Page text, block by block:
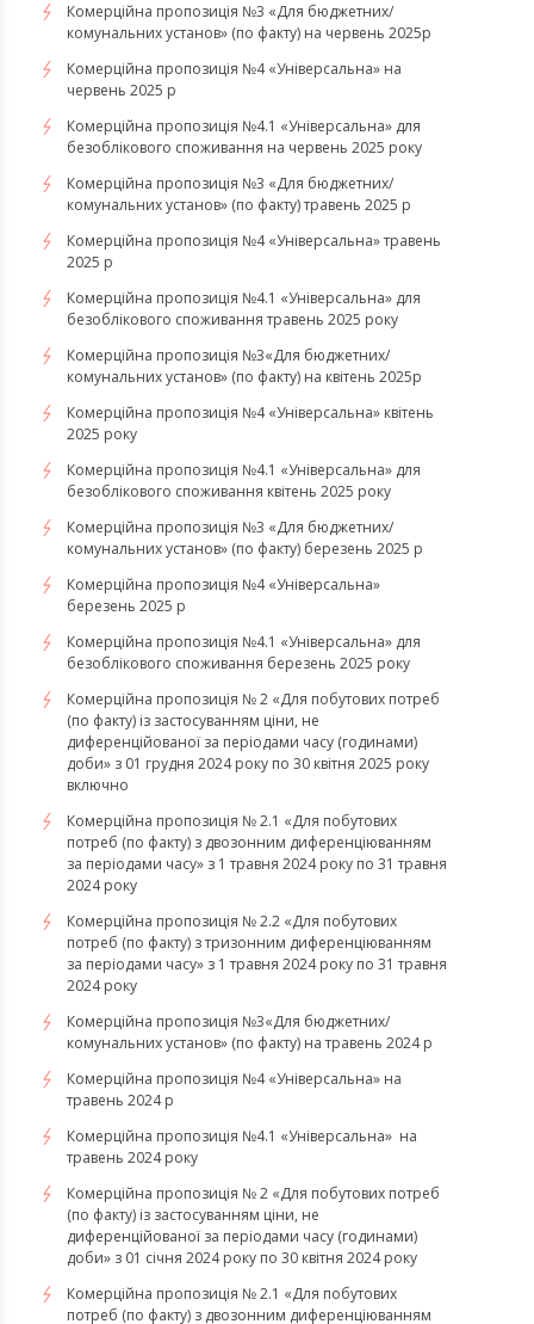
Комерційна пропозиція №3 «Для бюджетних/
комунальних установ» (по факту) на червень 2025р
Комерційна пропозиція №4 «Універсальна» на
червень 2025 р
Комерційна пропозиція №4.1 «Універсальна» для
безоблікового споживання на червень 2025 року
Комерційна пропозиція №3 «Для бюджетних/
комунальних установ» (по факту) травень 2025 р
Комерційна пропозиція №4 «Універсальна» травень
2025 р
Комерційна пропозиція №4.1 «Універсальна» для
безоблікового споживання травень 2025 року
Комерційна пропозиція №3«Для бюджетних/
комунальних установ» (по факту) на квітень 2025р
Комерційна пропозиція №4 «Універсальна» квітень
2025 року
Комерційна пропозиція №4.1 «Універсальна» для
безоблікового споживання квітень 2025 року
Комерційна пропозиція №3 «Для бюджетних/
комунальних установ» (по факту) березень 2025 р
Комерційна пропозиція №4 «Універсальна»
березень 2025 р
Комерційна пропозиція №4.1 «Універсальна» для
безоблікового споживання березень 2025 року
Комерційна пропозиція № 2 «Для побутових потреб
(по факту) із застосуванням ціни, не
диференційованої за періодами часу (годинами)
доби» з 01 грудня 2024 року по 30 квітня 2025 року
включно
Комерційна пропозиція № 2.1 «Для побутових
потреб (по факту) з двозонним диференціюванням
за періодами часу» з 1 травня 2024 року по 31 травня
2024 року
Комерційна пропозиція № 2.2 «Для побутових
потреб (по факту) з тризонним диференціюванням
за періодами часу» з 1 травня 2024 року по 31 травня
2024 року
Комерційна пропозиція №3«Для бюджетних/
комунальних установ» (по факту) на травень 2024 р
Комерційна пропозиція №4 «Універсальна» на
травень 2024 р
Комерційна пропозиція №4.1 «Універсальна» на
травень 2024 року
Комерційна пропозиція № 2 «Для побутових потреб
(по факту) із застосуванням ціни, не
диференційованої за періодами часу (годинами)
доби» з 01 січня 2024 року по 30 квітня 2024 року
Комерційна пропозиція № 2.1 «Для побутових
потреб (по факту) з двозонним диференціюванням